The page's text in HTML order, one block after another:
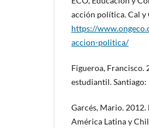
acción política. Cal y
https://
accion-politica/
Figueroa, Francisco.
estudiantil. Santiago:
Garcés, Mario. 2012.
América Latina y